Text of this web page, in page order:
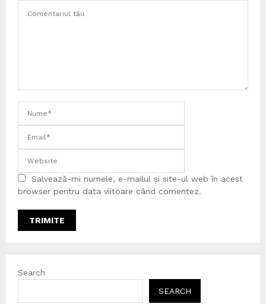
Salvează-mi numele, e-mailul și site-ul web în acest
browser pentru data viitoare când comentez.
Search
SEARCH